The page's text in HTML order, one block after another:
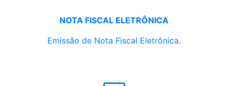
NOTA FISCAL ELETRÔNICA
Emissão de Nota Fiscal Eletrônica.